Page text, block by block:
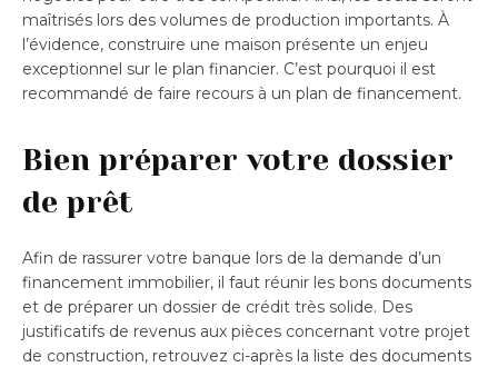
maîtrisés lors des volumes de production importants. À
l’évidence, construire une maison présente un enjeu
exceptionnel sur le plan financier. C’est pourquoi il est
recommandé de faire recours à un plan de financement.
Bien préparer votre dossier
de prêt
Afin de rassurer votre banque lors de la demande d’un
financement immobilier, il faut réunir les bons documents
et de préparer un dossier de crédit très solide. Des
justificatifs de revenus aux pièces concernant votre projet
de construction, retrouvez ci-après la liste des documents